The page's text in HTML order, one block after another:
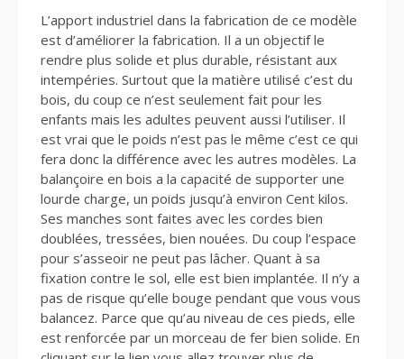
L’apport industriel dans la fabrication de ce modèle
est d’améliorer la fabrication. Il a un objectif le
rendre plus solide et plus durable, résistant aux
intempéries. Surtout que la matière utilisé c’est du
bois, du coup ce n’est seulement fait pour les
enfants mais les adultes peuvent aussi l’utiliser. Il
est vrai que le poids n’est pas le même c’est ce qui
fera donc la différence avec les autres modèles. La
balançoire en bois a la capacité de supporter une
lourde charge, un poids jusqu’à environ Cent kilos.
Ses manches sont faites avec les cordes bien
doublées, tressées, bien nouées. Du coup l’espace
pour s’asseoir ne peut pas lâcher. Quant à sa
fixation contre le sol, elle est bien implantée. Il n’y a
pas de risque qu’elle bouge pendant que vous vous
balancez. Parce que qu’au niveau de ces pieds, elle
est renforcée par un morceau de fer bien solide. En